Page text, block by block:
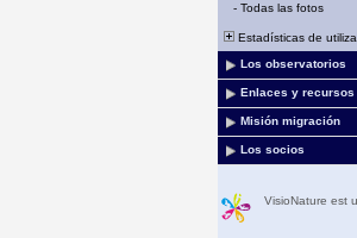
- Todas las fotos
Estadísticas de
Los observatorios
Enlaces y recursos
Misión migración
Los socios
VisioNature est